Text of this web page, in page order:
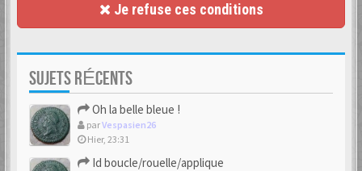
Je refuse ces conditions
SUJETS RÉCENTS
Oh la belle bleue !
parVespasien26
Hier, 23:31
Id boucle/rouelle/applique